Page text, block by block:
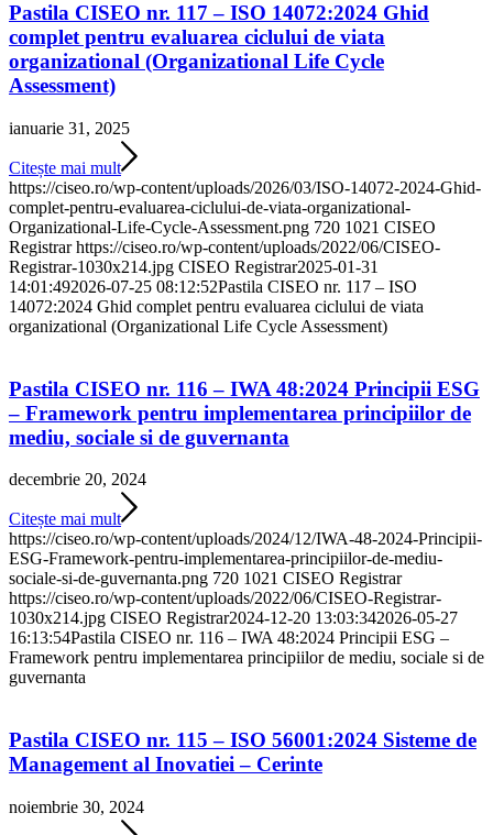
Pastila CISEO nr. 117 – ISO 14072:2024 Ghid
complet pentru evaluarea ciclului de viata
organizational (Organizational Life Cycle
Assessment)
ianuarie 31, 2025
Citește mai mult
https://ciseo.ro/wp-content/uploads/2026/03/ISO-14072-2024-Ghid-
complet-pentru-evaluarea-ciclului-de-viata-organizational-
Organizational-Life-Cycle-Assessment.png 720 1021 CISEO
Registrar https://ciseo.ro/wp-content/uploads/2022/06/CISEO-
Registrar-1030x214.jpg CISEO Registrar2025-01-31
14:01:492026-07-25 08:12:52Pastila CISEO nr. 117 – ISO
14072:2024 Ghid complet pentru evaluarea ciclului de viata
organizational (Organizational Life Cycle Assessment)
Pastila CISEO nr. 116 – IWA 48:2024 Principii ESG
– Framework pentru implementarea principiilor de
mediu, sociale si de guvernanta
decembrie 20, 2024
Citește mai mult
https://ciseo.ro/wp-content/uploads/2024/12/IWA-48-2024-Principii-
ESG-Framework-pentru-implementarea-principiilor-de-mediu-
sociale-si-de-guvernanta.png 720 1021 CISEO Registrar
https://ciseo.ro/wp-content/uploads/2022/06/CISEO-Registrar-
1030x214.jpg CISEO Registrar2024-12-20 13:03:342026-05-27
16:13:54Pastila CISEO nr. 116 – IWA 48:2024 Principii ESG –
Framework pentru implementarea principiilor de mediu, sociale si de
guvernanta
Pastila CISEO nr. 115 – ISO 56001:2024 Sisteme de
Management al Inovatiei – Cerinte
noiembrie 30, 2024